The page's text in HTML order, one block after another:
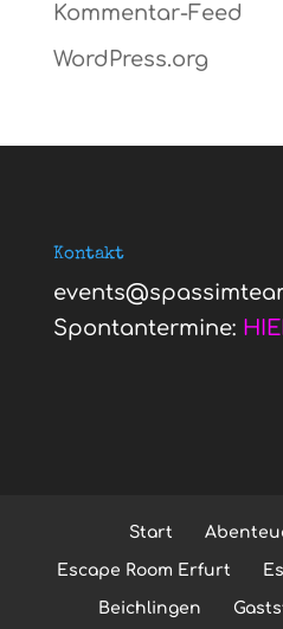
Kommentar-Feed
WordPress.org
Kontakt
Spontantermine:
Start
Escape Room Erfurt
Beichlingen